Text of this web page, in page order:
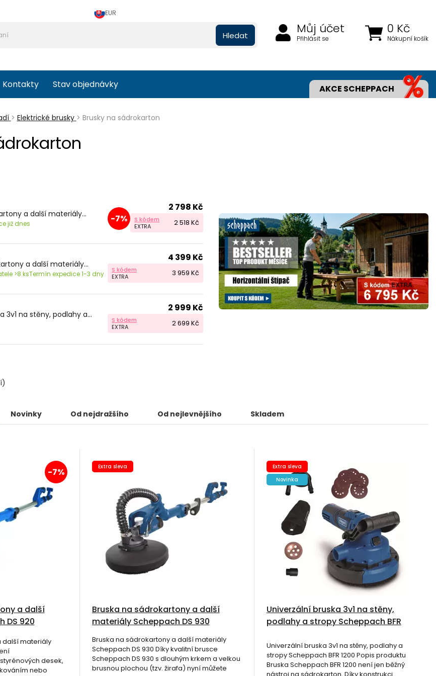
0 Kč
Nákupní košík
Můj účet
Přihlásit se
Hledat
EUR
Kontakty Stav objednávky AKCE SCHEPPACH
> Elektrické brusky > Brusky na sádrokarton
a další materiály...
již dnes -7%
2 798 Kč
S kódem
EXTRA
2 518 Kč
a další materiály...
>8 ksTermín expedice 1-3 dny
4 399 Kč
S kódem
EXTRA
3 959 Kč
3v1 na stěny, podlahy a...
2 999 Kč
S kódem
EXTRA
2 699 Kč
Novinky Od nejdražšího Od nejlevnějšího Skladem
-7%
a další
DS 920
další materiály
desek,
nebo
Extra sleva
Bruska na sádrokartony a další
materiály Scheppach DS 930
Bruska na sádrokartony a další materiály
Scheppach DS 930 Díky kvalitní brusce
Scheppach DS 930 s dlouhým krkem a velkou
brusnou plochou (tzv. žirafa) nyní můžete
Extra sleva
Novinka
Univerzální bruska 3v1 na stěny,
podlahy a stropy Scheppach BFR
Univerzální bruska 3v1 na stěny, podlahy a
stropy Scheppach BFR 1200 Popis produktu
Bruska Scheppach BFR 1200 není jen běžný